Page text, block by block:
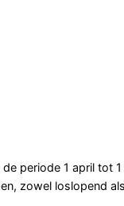
de periode 1 april tot
zowel loslopend